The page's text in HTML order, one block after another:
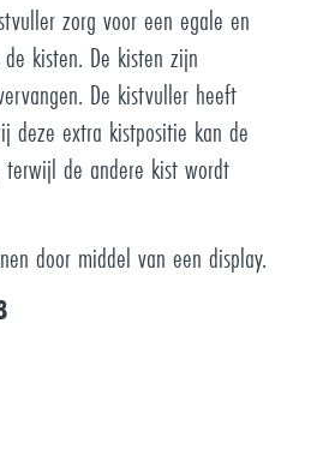
zorg voor een egale en
kisten. De kisten zijn
De kistvuller heeft
deze extra kistpositie kan de
de andere kist wordt
door middel van een display.